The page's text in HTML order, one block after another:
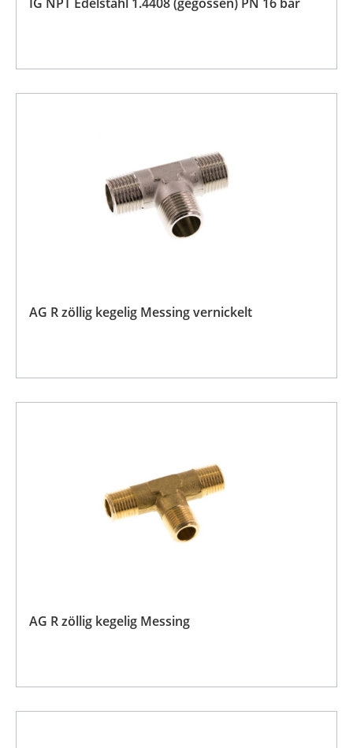
AG R zöllig kegelig Messing vernickelt
AG R zöllig kegelig Messing